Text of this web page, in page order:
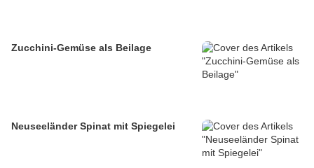
Zucchini-Gemüse als Beilage
Neuseeländer Spinat mit Spiegelei